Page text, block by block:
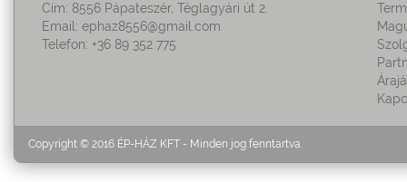
Cím: 8556 Pápateszér, Téglagyári út 2.
Email: ephaz8556@gmail.com
Telefon: +36 89 352 775
Copyright © 2016 ÉP-HÁZ KFT - Minden jog fenntartva.